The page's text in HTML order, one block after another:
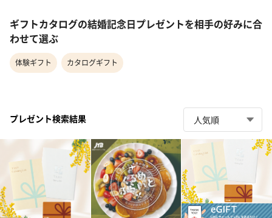
ギフトカタログの結婚記念日プレゼントを相手の好みに合
わせて選ぶ
体験ギフト カタログギフト
プレゼント検索結果